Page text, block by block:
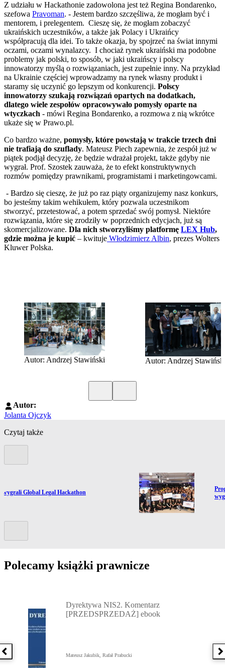
Z udziału w Hackathonie zadowolona jest też Regina Bondarenko,
szefowa Pravoman. - Jestem bardzo szczęśliwa, że mogłam być i
mentorem, i prelegentem. Cieszę się, że mogłam zobaczyć
ukraińskich uczestników, a także jak Polacy i Ukraińcy
współpracują dla idei. To także okazja, by spojrzeć na świat innymi
oczami, oczami wynalazcy. I chociaż rynek ukraiński ma podobne
problemy jak polski, to sposób, w jaki ukraińscy i polscy
innowatorzy myślą o rozwiązaniach, jest zupełnie inny. Na przykład
na Ukrainie częściej wprowadzamy na rynek własny produkt i
staramy się uczynić go lepszym od konkurencji. Polscy
innowatorzy szukają rozwiązań opartych na dodatkach,
dlatego wiele zespołów opracowywało pomysły oparte na
wtyczkach - mówi Regina Bondarenko, a rozmowa z nią wkrótce
ukaże się w Prawo.pl.
Co bardzo ważne, pomysły, które powstają w trakcie trzech dni
nie trafiają do szuflady. Mateusz Piech zapewnia, że zespół już w
piątek podjął decyzję, że będzie wdrażał projekt, także gdyby nie
wygrał. Prof. Szostek zauważa, że to efekt konstruktywnych
rozmów pomiędzy prawnikami, programistami i marketingowcami.
- Bardzo się cieszę, że już po raz piąty organizujemy nasz konkurs,
bo jesteśmy takim wehikułem, który pozwala uczestnikom
stworzyć, przetestować, a potem sprzedać swój pomysł. Niektóre
rozwiązania, które się zrodziły w poprzednich edycjach, już są
skomercjalizowane. Dla nich stworzyliśmy platformę LEX Hub,
gdzie można je kupić – kwituje Włodzimierz Albin, prezes Wolters
Kluwer Polska.
Autor: Andrzej Stawiński Autor: Andrzej
Autor:
Jolanta Ojczyk
Czytaj także
do artykułu:
wygrali Global Legal Hackathon
Polecamy książki prawnicze
Poprzednia książka
Dyrektywa NIS2. Komentarz
[PRZEDSPRZEDAŻ] ebook
Mateusz Jakubik, Rafał Prabucki